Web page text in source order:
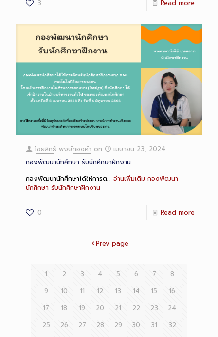
3 Read more
ไชยสิทธิ์ พงษ์ทองคำ on
เมษายน 23, 2024
กองพัฒนานักศึกษา รับนักศึกษาฝึกงาน
กองพัฒนานักศึกษาได้ให้การต… อ่านเพิ่มเติม กองพัฒนา
นักศึกษา รับนักศึกษาฝึกงาน
0 Read more
Prev page
1 2 3 4 5 6 7
8
9
10 11 12 13 14 15
16
17
18 19 20 21 22 23
24
25
26 27 28 29 30 31
32